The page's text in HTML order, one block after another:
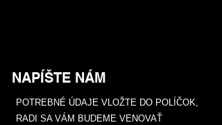
NAPÍŠTE NÁM
POTREBNÉ ÚDAJE VLOŽTE DO POLÍČOK,
RADI SA VÁM BUDEME VENOVAŤ